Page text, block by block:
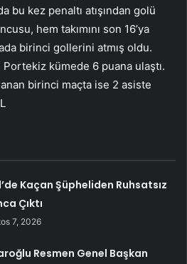
bu kez penaltı atışından golü
hem takımını son 16’ya
birinci gollerini atmış oldu.
Portekiz kümede 6 puana ulaştı.
birinci maçta ise 2 asiste
Kaçan Şüpheliden Ruhsatsız
Çıktı
7, 2026
Resmen Genel Başkan